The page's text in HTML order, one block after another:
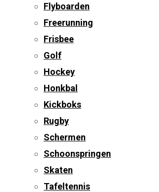
Flyboarden
Freerunning
Frisbee
Golf
Hockey
Honkbal
Kickboks
Rugby
Schermen
Schoonspringen
Skaten
Tafeltennis